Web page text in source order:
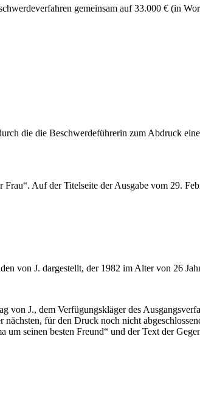
gemeinsam auf 33.000 € (in
die die Beschwerdeführerin zum Abdruck
Auf der Titelseite der Ausgabe vom 29.
von J. dargestellt, der 1982 im Alter von 26
J., dem Verfügungskläger des
für den Druck noch nicht
um seinen besten Freund“ und der Text der